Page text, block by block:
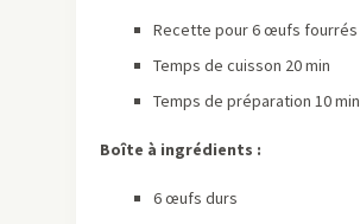
Recette pour 6 œufs fourrés
Temps de cuisson 20 min
Temps de préparation 10 min
Boîte à ingrédients :
6 œufs durs